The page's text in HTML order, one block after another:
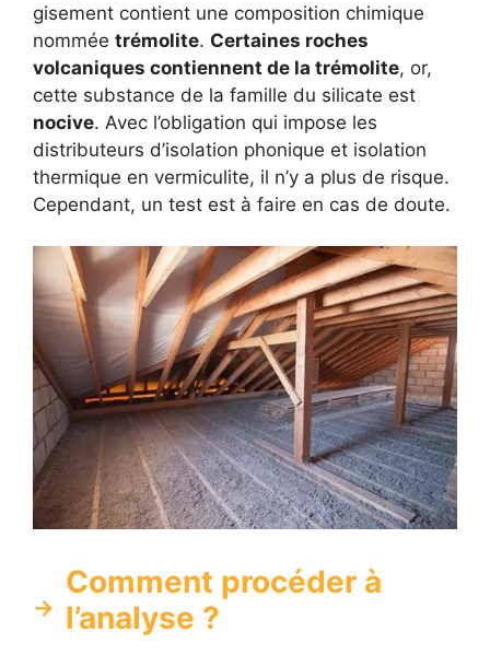
gisement contient une composition chimique
nommée trémolite. Certaines roches
volcaniques contiennent de la trémolite, or,
cette substance de la famille du silicate est
nocive. Avec l’obligation qui impose les
distributeurs d’isolation phonique et isolation
thermique en vermiculite, il n’y a plus de risque.
Cependant, un test est à faire en cas de doute.
Comment procéder à
l’analyse ?